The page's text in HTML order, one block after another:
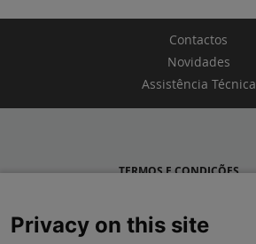
Contactos
Novidades
Assistência Técnica
TERMOS E CONDIÇÕES
LEGRAND PORTUGAL
Privacy on this site